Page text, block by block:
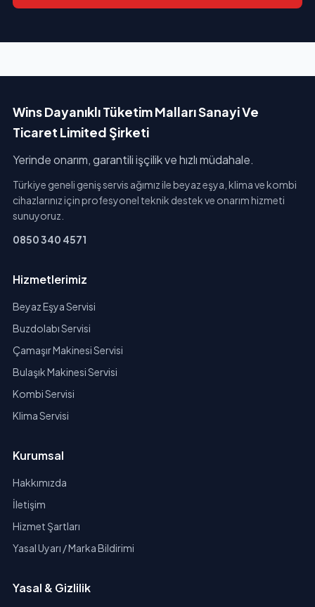
Wins Dayanıklı Tüketim Malları Sanayi Ve
Ticaret Limited Şirketi
Yerinde onarım, garantili işçilik ve hızlı müdahale.
Türkiye geneli geniş servis ağımız ile beyaz eşya, klima ve kombi
cihazlarınız için profesyonel teknik destek ve onarım hizmeti
sunuyoruz.
0850 340 4571
Hizmetlerimiz
Beyaz Eşya Servisi
Buzdolabı Servisi
Çamaşır Makinesi Servisi
Bulaşık Makinesi Servisi
Kombi Servisi
Klima Servisi
Kurumsal
Hakkımızda
İletişim
Hizmet Şartları
Yasal Uyarı / Marka Bildirimi
Yasal & Gizlilik